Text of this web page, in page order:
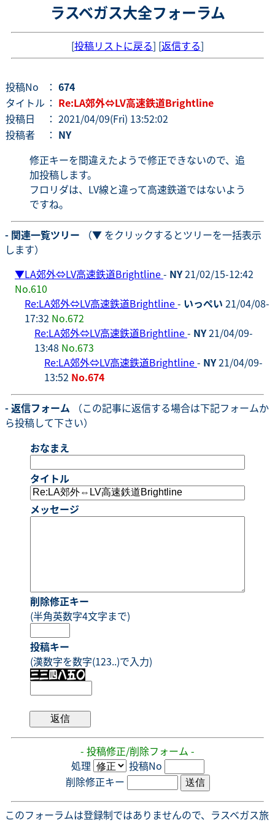
ラスベガス大全フォーラム
[投稿リストに戻る] [返信する]
投稿No ： 674
タイトル ： Re:LA郊外⇔LV高速鉄道Brightline
投稿日
： 2021/04/09(Fri) 13:52:02
投稿者
： NY
修正キーを間違えたようで修正できないので、追
加投稿します。
フロリダは、LV線と違って高速鉄道ではないよう
ですね。
- 関連一覧ツリー （▼ をクリックするとツリーを一括表示
します）
▼LA郊外⇔LV高速鉄道Brightline- NY21/02/15-12:42
No.610
Re:LA郊外⇔LV高速鉄道Brightline- いっぺい 21/04/08-
17:32 No.672
Re:LA郊外⇔LV高速鉄道Brightline- NY21/04/09-
13:48 No.673
Re:LA郊外⇔LV高速鉄道Brightline- NY21/04/09-
13:52 No.674
- 返信フォーム （この記事に返信する場合は下記フォームか
ら投稿して下さい）
おなまえ
タイトル
メッセージ
削除修正キー
(半角英数字4文字まで)
投稿キー
(漢数字を数字(123..)で入力)
- 投稿修正/削除フォーム -
処理
投稿No
削除修正キー
このフォーラムは登録制ではありませんので、ラスベガス旅